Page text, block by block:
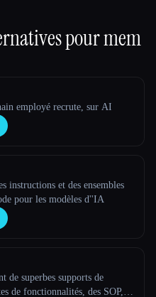
pourmem
employé recrute, sur AI
instructions et des ensembles
pour les modèles d''IA
de superbes supports de
de fonctionnalités, des SOP,